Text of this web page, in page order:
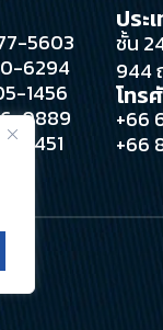
5603
6294
1456
0889
4451
ประ
ชั้น
944
โทร
+66
+66